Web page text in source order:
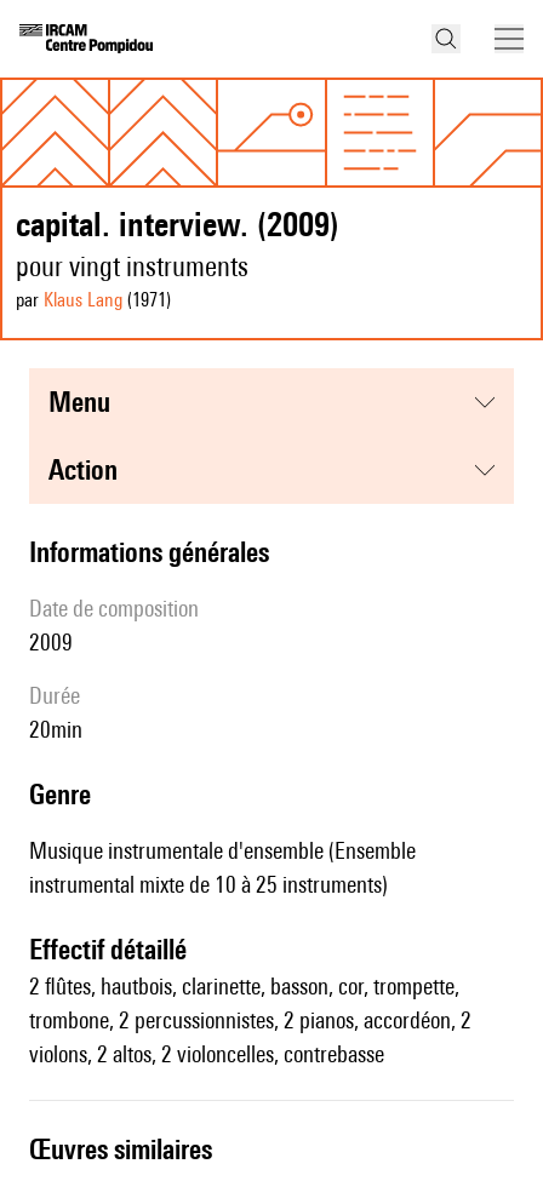
capital. interview. (2009)
pour vingt instruments
par Klaus Lang (1971 )
menu
action
informations générales
date de composition
2009
durée
20min
genre
Musique instrumentale d'ensemble (Ensemble
instrumental mixte de 10 à 25 instruments)
effectif détaillé
2 flûtes, hautbois, clarinette, basson, cor, trompette,
trombone, 2 percussionnistes, 2 pianos, accordéon, 2
violons, 2 altos, 2 violoncelles, contrebasse
œuvres similaires